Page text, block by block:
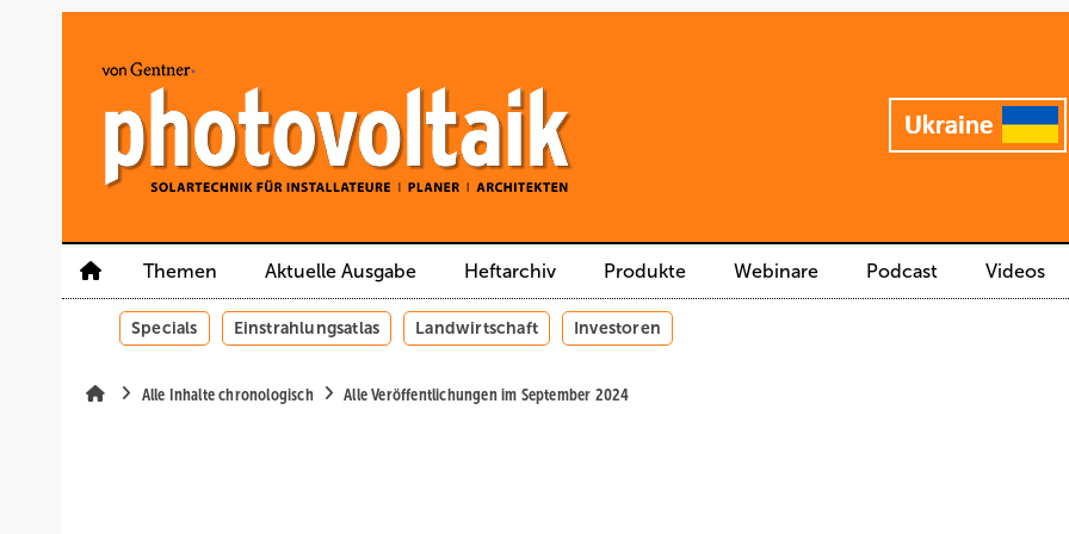
Themen Aktuelle Ausgabe Heftarchiv Produkte Webinare Podcast Videos
Specials Einstrahlungsatlas Landwirtschaft Investoren
Alle Inhalte chronologisch Alle Veröffentlichungen im September 2024